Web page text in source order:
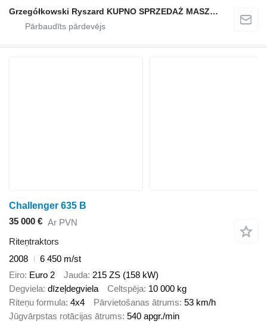
Grzegółkowski Ryszard KUPNO SPRZEDAŻ MASZYN ROLNICZYCH
Challenger 635 B
35 000 € Ar PVN
Riteņtraktors
2008
6 450 m/st
Eiro Euro 2 Jauda 215 ZS (158 kW)
Degviela dīzeļdegviela Celtspēja 10 000 kg
Riteņu formula 4x4 Pārvietošanas ātrums 53 km/h
Jūgvārpstas rotācijas ātrums 540 apgr./min